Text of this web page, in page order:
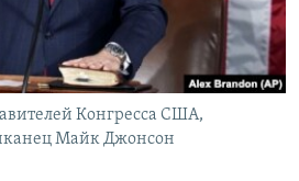
Конгресса США,
Майк Джонсон